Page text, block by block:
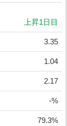
上昇1日目
3.35
1.04
2.17
-%
79.3%